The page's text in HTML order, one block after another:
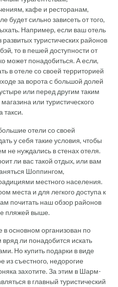
кафе и ресторанам,
будет сильно зависеть от того,
Например, если ваш отель
туристических районов
то в пешей доступности от
может понадобиться. А если,
в отеле со своей территорией
за ворота с большой долей
или перед другим таким
или туристического
такси.
отели со своей
у себя такие условия, чтобы
нуждались в стенах отеля.
ли вас такой отдых, или вам
Шоппингом,
местного населения.
места и для легкого доступа к
почитать наш обзор районов
пляжей выше.
в основном организован по
ли понадобится искать
Но купить подарки в виде
из съестного, недорогие
захотите. За этим в Шарм-
в главный туристический